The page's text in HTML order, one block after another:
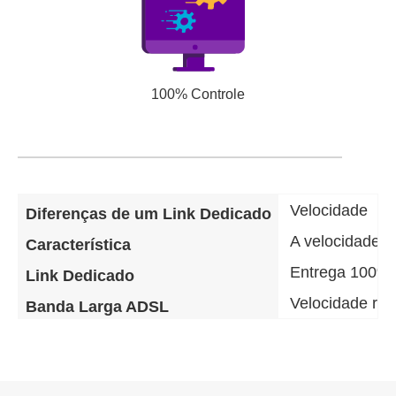
100% Controle
Diferenças de um Link Dedicado
Característica
Link Dedicado
Banda Larga ADSL
Velocidade
A velocidade
Entrega
Velocidade